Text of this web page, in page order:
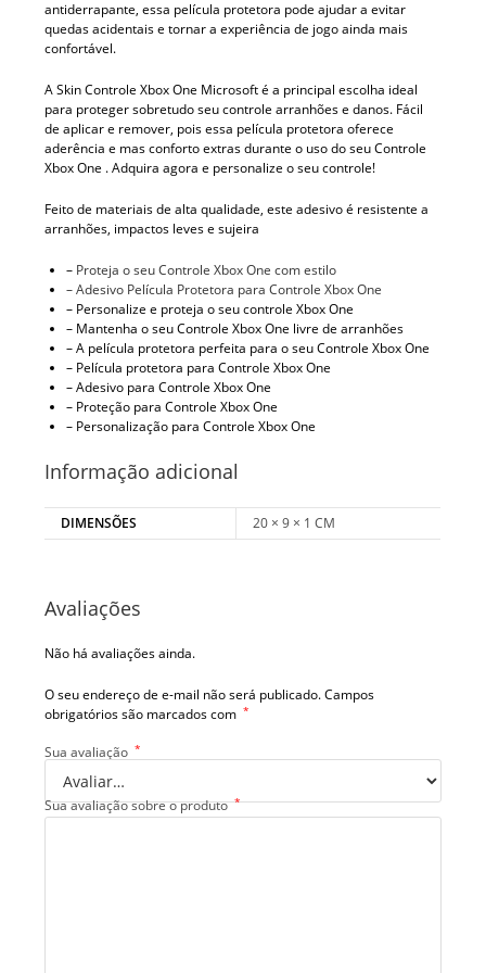
antiderrapante, essa película protetora pode ajudar a evitar
quedas acidentais e tornar a experiência de jogo ainda mais
confortável.
A Skin Controle Xbox One Microsoft é a principal escolha ideal
para proteger sobretudo seu controle arranhões e danos. Fácil
de aplicar e remover, pois essa película protetora oferece
aderência e mas conforto extras durante o uso do seu Controle
Xbox One . Adquira agora e personalize o seu controle!
Feito de materiais de alta qualidade, este adesivo é resistente a
arranhões, impactos leves e sujeira
– Proteja o seu Controle Xbox One com estilo
– Adesivo Película Protetora para Controle Xbox One
– Personalize e proteja o seu controle Xbox One
– Mantenha o seu Controle Xbox One livre de arranhões
– A película protetora perfeita para o seu Controle Xbox One
– Película protetora para Controle Xbox One
– Adesivo para Controle Xbox One
– Proteção para Controle Xbox One
– Personalização para Controle Xbox One
Informação adicional
DIMENSÕES 20 × 9 × 1 CM
Avaliações
Não há avaliações ainda.
O seu endereço de e-mail não será publicado.Campos
obrigatórios são marcados com *
Sua avaliação *
Sua avaliação sobre o produto *